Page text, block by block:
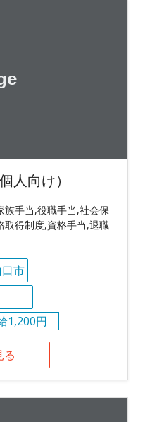
人向け）
族手当,役職手当,社会保
取得制度,資格手当,退職
市
1,200円
る